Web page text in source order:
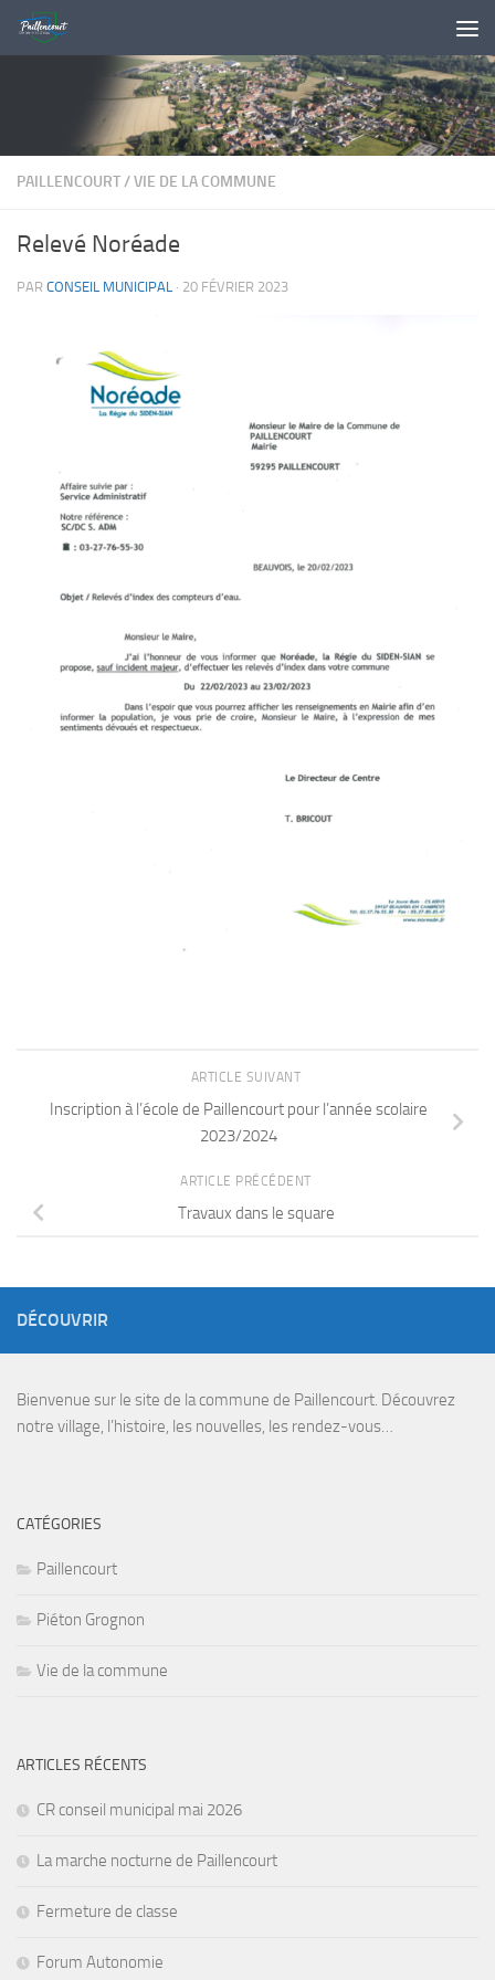
Skip to content
PAILLENCOURT/VIE DE LA COMMUNE
Relevé Noréade
PAR CONSEIL MUNICIPAL · 20 FÉVRIER 2023
ARTICLE SUIVANT
Inscription à l’école de Paillencourt pour l’année scolaire
2023/2024
ARTICLE PRÉCÉDENT
Travaux dans le square
DÉCOUVRIR
Bienvenue sur le site de la commune de Paillencourt. Découvrez
notre village, l’histoire, les nouvelles, les rendez-vous…
CATÉGORIES
Paillencourt
Piéton Grognon
Vie de la commune
ARTICLES RÉCENTS
CR conseil municipal mai 2026
La marche nocturne de Paillencourt
Fermeture de classe
Forum Autonomie